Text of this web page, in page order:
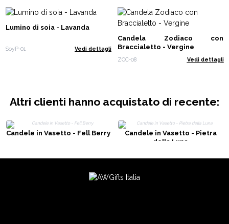
Lumino di soia - Lavanda
SoyP-01 Vedi dettagli
Candela Zodiaco con
Braccialetto - Vergine
ZCC-08 Vedi dettagli
Altri clienti hanno acquistato di recente:
Candele in Vasetto - Fell Berry
Candele in Vasetto - Pietra
della Luna